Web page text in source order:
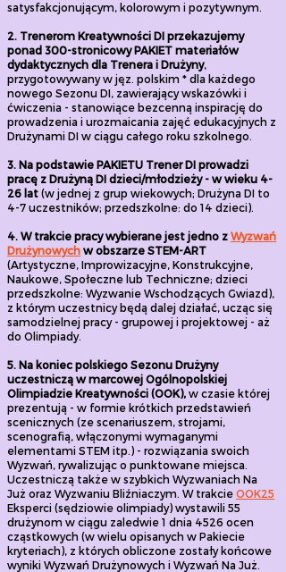
satysfakcjonującym, kolorowym i pozytywnym.
2. Trenerom Kreatywności DI przekazujemy
ponad 300-stronicowy PAKIET materiałów
dydaktycznych dla Trenera i Drużyny,
przygotowywany w jęz. polskim * dla każdego
nowego Sezonu DI, zawierający wskazówki i
ćwiczenia - stanowiące bezcenną inspirację do
prowadzenia i urozmaicania zajęć edukacyjnych z
Drużynami DI w ciągu całego roku szkolnego.
3. Na podstawie PAKIETU Trener DI prowadzi
pracę z Drużyną DI dzieci/młodzieży - w wieku 4-
26 lat (w jednej z grup wiekowych; Drużyna DI to
4-7 uczestników; przedszkolne: do 14 dzieci).
4. W trakcie pracy wybierane jest jedno z Wyzwań
Drużynowych w obszarze STEM-ART
(Artystyczne, Improwizacyjne, Konstrukcyjne,
Naukowe, Społeczne lub Techniczne; dzieci
przedszkolne: Wyzwanie Wschodzących Gwiazd),
z którym uczestnicy będą dalej działać, ucząc się
samodzielnej pracy - grupowej i projektowej - aż
do Olimpiady.
5. Na koniec polskiego Sezonu Drużyny
uczestniczą w marcowej Ogólnopolskiej
Olimpiadzie Kreatywności (OOK), w czasie której
prezentują - w formie krótkich przedstawień
scenicznych (ze scenariuszem, strojami,
scenografią, włączonymi wymaganymi
elementami STEM itp.) - rozwiązania swoich
Wyzwań, rywalizując o punktowane miejsca.
Uczestniczą także w szybkich Wyzwaniach Na
Już oraz Wyzwaniu Bliźniaczym. W trakcie OOK25
Eksperci (sędziowie olimpiady) wystawili 55
drużynom w ciągu zaledwie 1 dnia 4526 ocen
cząstkowych (w wielu opisanych w Pakiecie
kryteriach), z których obliczone zostały końcowe
wyniki Wyzwań Drużynowych i Wyzwań Na Już.